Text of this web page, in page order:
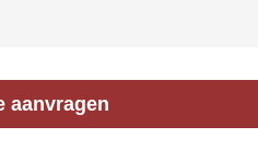
aanvragen